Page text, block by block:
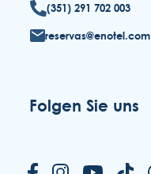
(351) 291 702 003
reservas@enotel.com
Folgen Sie uns